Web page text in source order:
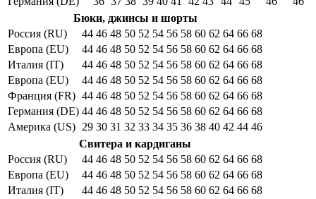
Бюки, джинсы и шорты
Россия (RU)
44 46 48 50 52 54 56 58 60 62 64 66 68
Европа (EU)
44 46 48 50 52 54 56 58 60 62 64 66 68
Италия (IT)
44 46 48 50 52 54 56 58 60 62 64 66 68
Европа (EU)
44 46 48 50 52 54 56 58 60 62 64 66 68
Франция (FR) 44 46 48 50 52 54 56 58 60 62 64 66 68
Германия (DE) 44 46 48 50 52 54 56 58 60 62 64 66 68
Америка (US) 29 30 31 32 33 34 35 36 38 40 42 44 46
Свитера и кардиганы
Россия (RU)
44 46 48 50 52 54 56 58 60 62 64 66 68
Европа (EU)
44 46 48 50 52 54 56 58 60 62 64 66 68
Италия (IT)
44 46 48 50 52 54 56 58 60 62 64 66 68